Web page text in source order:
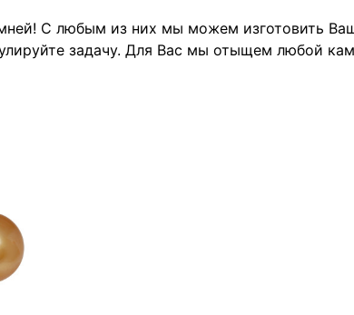
С любым из них мы можем изготовить
задачу. Для Вас мы отыщем любой